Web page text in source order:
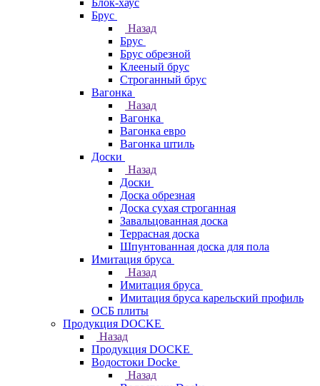
Блок-хаус
Брус
Назад
Брус
Брус обрезной
Клееный брус
Строганный брус
Вагонка
Назад
Вагонка
Вагонка евро
Вагонка штиль
Доски
Назад
Доски
Доска обрезная
Доска сухая строганная
Завальцованная доска
Террасная доска
Шпунтованная доска для пола
Имитация бруса
Назад
Имитация бруса
Имитация бруса карельский профиль
ОСБ плиты
Продукция DOCKE
Назад
Продукция DOCKE
Водостоки Docke
Назад